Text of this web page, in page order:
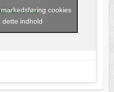
Facebook
cookies
dette indhold